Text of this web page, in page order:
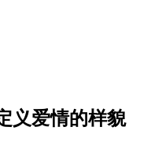
义爱情的样貌